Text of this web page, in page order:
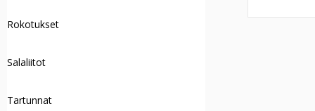
Rokotukset
Salaliitot
Tartunnat